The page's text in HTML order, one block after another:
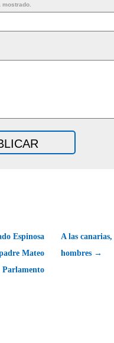
mostrado.
Espinosa
Mateo
Parlamento
A las
hombres →